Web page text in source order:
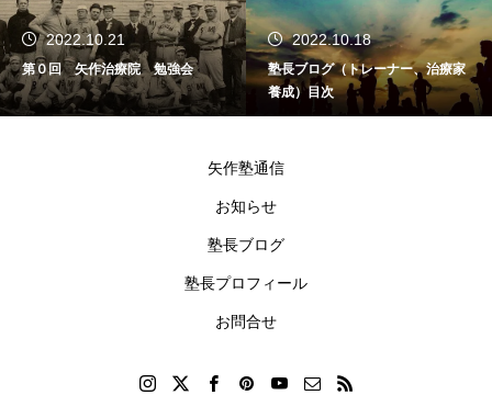
2022.10.18
塾長ブログ（トレーナー、治療家
養成）目次
2019.11.19
【矢作塾】痛みは結果であり
みが出るまでのプロセスを判
るべき
矢作塾通信
お知らせ
塾長ブログ
塾長プロフィール
お問合せ